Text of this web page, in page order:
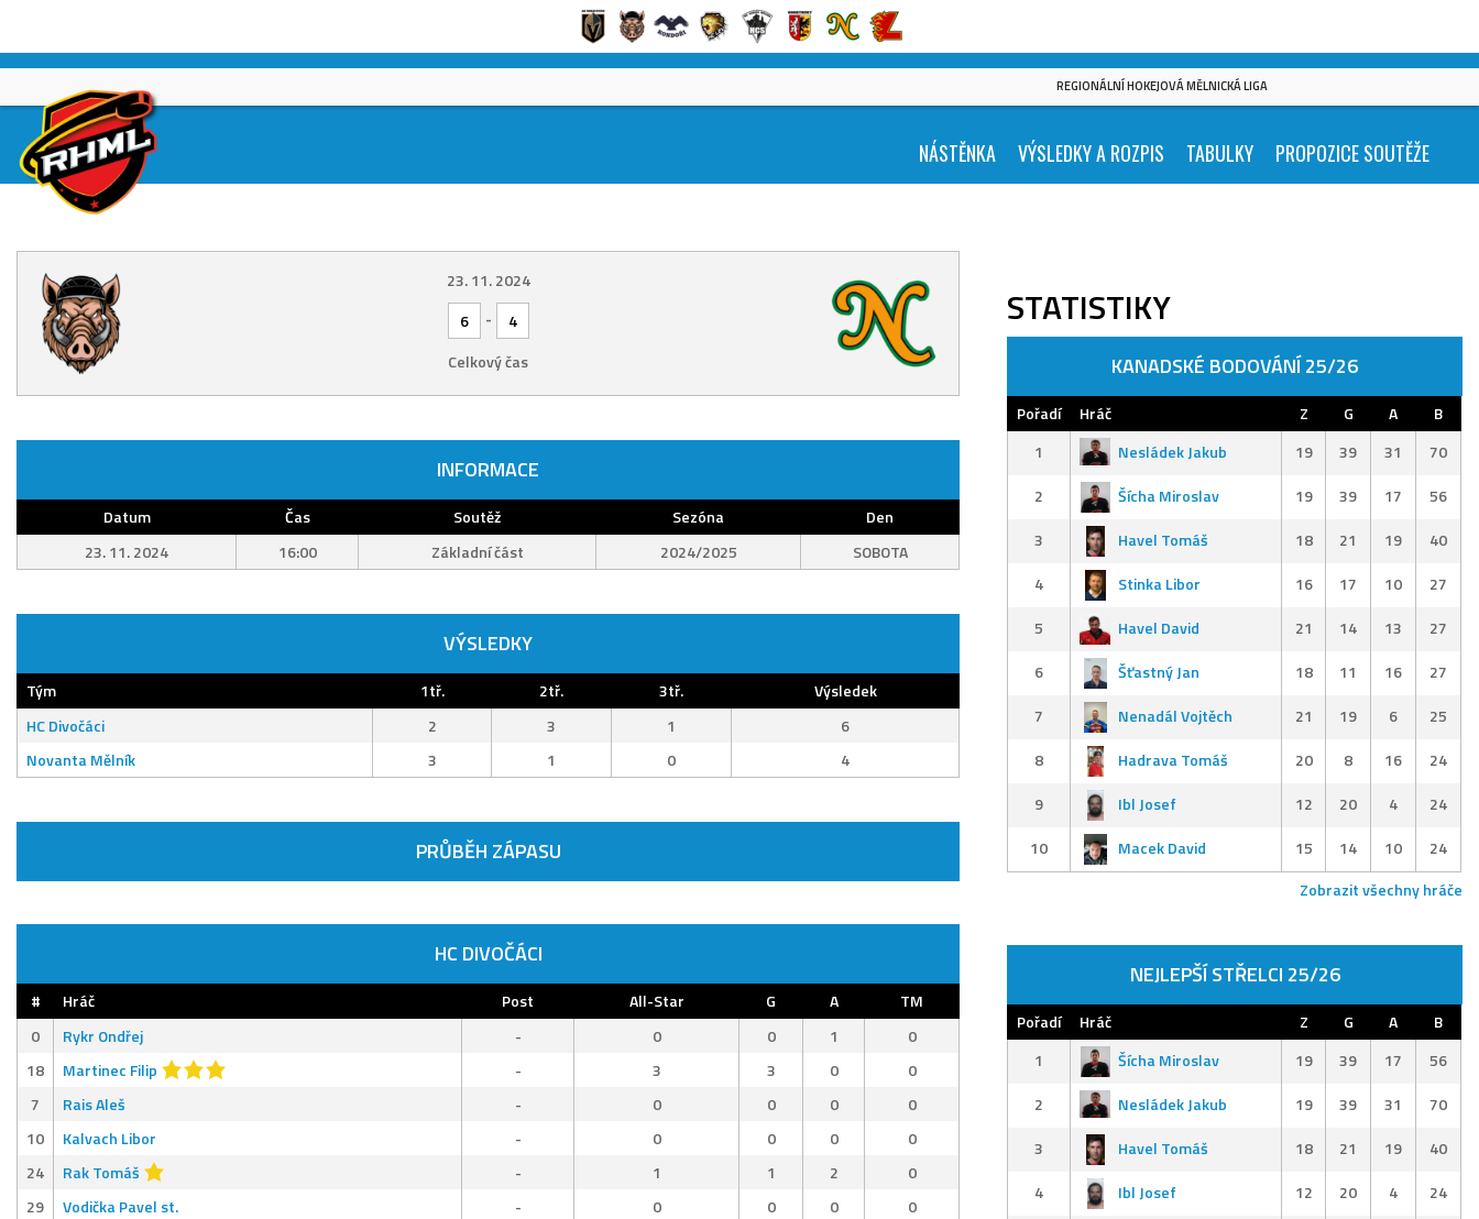
Skip
content
REGIONÁLNÍ HOKEJOVÁ MĚLNICKÁ LIGA
NÁSTĚNKA VÝSLEDKY A ROZPIS TABULKY PROPOZICE SOUTĚŽE
23. 11. 2024
6
-
4
Celkový čas
INFORMACE
Datum Čas Soutěž Sezóna
Den
23. 11. 2024
16:00 Základní část 2024/2025 SOBOTA
VÝSLEDKY
Tým 1tř. 2tř. 3tř.
Výsledek
HC Divočáci
2 3 1
6
Novanta Mělník
3 1 0 4
PRŮBĚH ZÁPASU
HC DIVOČÁCI
# Hráč Post All-Star G A
TM
0
Rykr Ondřej - 0 0 1
0
18
Martinec Filip - 3 3 0
0
7
Rais Aleš - 0 0 0
0
10
Kalvach Libor - 0 0 0
0
24
Rak Tomáš - 1 1 2
0
29
Vodička Pavel st. - 0 0 0
0
STATISTIKY
KANADSKÉ BODOVÁNÍ 25/26
Pořadí Hráč Z G A
B
1
Nesládek Jakub 19 39 31
70
2
Šícha Miroslav 19 39 17
56
3
Havel Tomáš 18 21 19
40
4
Stinka Libor 16 17 10
27
5
Havel David 21 14 13
27
6
Šťastný Jan 18 11 16
27
7
Nenadál Vojtěch 21 19 6
25
8
Hadrava Tomáš 20 8 16
24
9
Ibl Josef 12 20 4
24
10
Macek David 15 14 10
24
Zobrazit všechny hráče
NEJLEPŠÍ STŘELCI 25/26
Pořadí Hráč Z G A
B
1
Šícha Miroslav 19 39 17
56
2
Nesládek Jakub 19 39 31
70
3
Havel Tomáš 18 21 19
40
4
Ibl Josef 12 20 4
24